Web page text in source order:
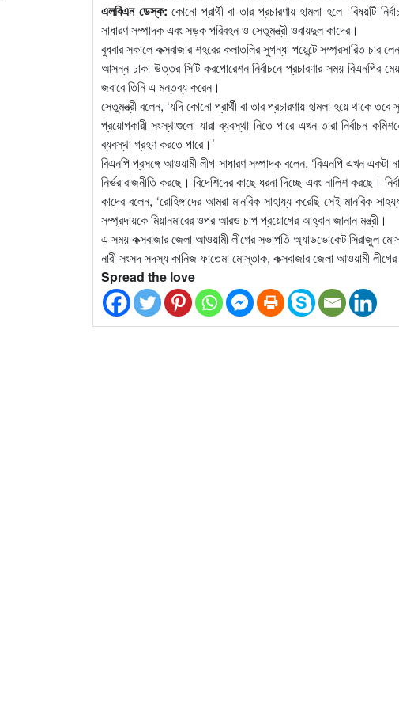
এলবিএন ডেস্ক: কোনো প্রার্থী বা তার প্রচারণায় হামলা হলে বিষয়টি
সাধারণ সম্পাদক এবং সড়ক পরিবহন ও সেতুমন্ত্রী ওবায়দুল কাদের।
বুধবার সকালে কক্সবাজার শহরের কলাতলির সুগন্ধা পয়েন্টে সম্প্রসারিত চার
আসন্ন ঢাকা উত্তর সিটি করপোরেশন নির্বাচনে প্রচারণার সময় বিএনপির
জবাবে তিনি এ মন্তব্য করেন।
সেতুমন্ত্রী বলেন, ‘যদি কোনো প্রার্থী বা তার প্রচারণায় হামলা হয়ে থাকে
প্রয়োগকারী সংস্থাগুলো যারা ব্যবস্থা নিতে পারে এখন তারা নির্বাচন
ব্যবস্থা গ্রহণ করতে পারে।’
বিএনপি প্রসঙ্গে আওয়ামী লীগ সাধারণ সম্পাদক বলেন, ‘বিএনপি এখন একটা
নির্ভর রাজনীতি করছে। বিদেশিদের কাছে ধরনা দিচ্ছে এবং নালিশ করছে।
কাদের বলেন, ‘রোহিঙ্গাদের আমরা মানবিক সাহায্য করেছি সেই মানবিক
সম্প্রদায়কে মিয়ানমারের ওপর আরও চাপ প্রয়োগের আহ্বান জানান মন্ত্রী।
এ সময় কক্সবাজার জেলা আওয়ামী লীগের সভাপতি অ্যাডভোকেট সিরাজুল
নারী সংসদ সদস্য কানিজ ফাতেমা মোস্তাক, কক্সবাজার জেলা আওয়ামী
Spread the love